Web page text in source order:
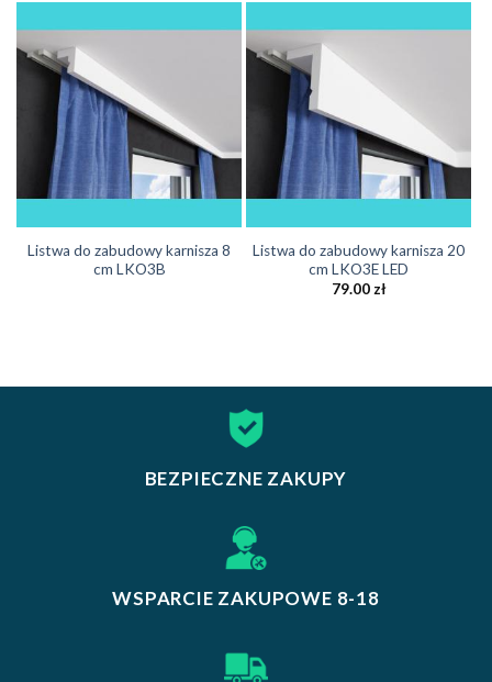
Listwa do zabudowy karnisza 8
cm LKO3B
Listwa do zabudowy karnisza 20
cm LKO3E LED
79.00 zł
BEZPIECZNE ZAKUPY
WSPARCIE ZAKUPOWE 8-18